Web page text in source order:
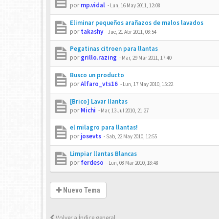
pormp.vidal - Lun, 16 May 2011, 12:08
Eliminar pequeños arañazos de malos lavados
portakashy -Jue, 21 Abr 2011, 08:54
Pegatinas citroen para llantas
porgrillo.razing - Mar, 29 Mar 2011, 17:40
Busco un producto
porAlfaro_vts16 - Lun, 17 May 2010, 15:22
[Brico] Lavar llantas
porMichi - Mar, 13 Jul 2010, 21:27
el milagro para llantas!
porjosevts - Sab, 22 May 2010, 12:55
Limpiar llantas Blancas
porferdeso - Lun, 08 Mar 2010, 18:48
Nuevo Tema